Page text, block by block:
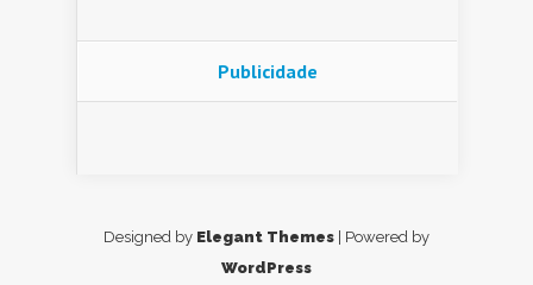
Nunes de Sena, Fátima Peixoto,
Glória Pereira, Kátia Mesel,
Publicidade
Designed by Elegant Themes | Powered by
WordPress